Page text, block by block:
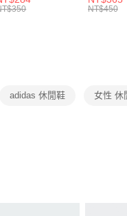
先享後付繳納相關費用。
１．透過由恩沛科技股份有限公
交易，需依本服務之必要範圍內
DH4058104
男女 短統
NT$450
adidas 休閒鞋 女性 休